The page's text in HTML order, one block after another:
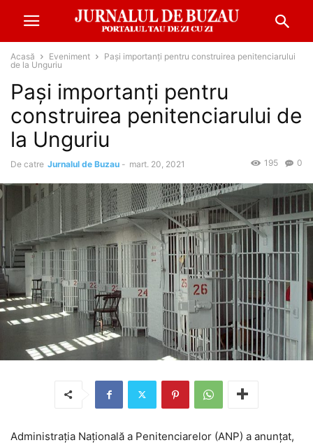
Acasă Eveniment
Pași importanți pentru construirea penitenciarului
de la Unguriu
Pași importanți pentru
construirea penitenciarului de
la Unguriu
De catre Jurnalul de Buzau - mart. 20, 2021 0
195
Administraţia Naţională a Penitenciarelor (ANP) a anunţat,